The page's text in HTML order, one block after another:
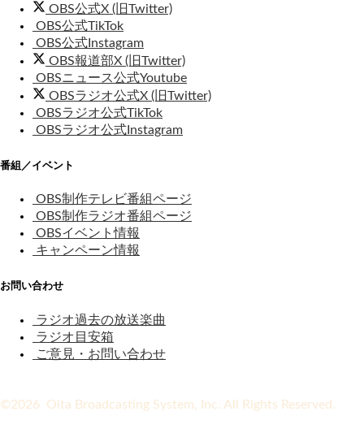
OBS公式X (旧Twitter)
OBS公式TikTok
OBS公式Instagram
OBS報道部X (旧Twitter)
OBSニュース公式Youtube
OBSラジオ公式X (旧Twitter)
OBSラジオ公式TikTok
OBSラジオ公式Instagram
番組／イベント
OBS制作テレビ番組ページ
OBS制作ラジオ番組ページ
OBSイベント情報
キャンペーン情報
お問い合わせ
ラジオ過去の放送楽曲
ラジオ目安箱
ご意見・お問い合わせ
©2026 Oita Broadcasting System, Inc. All Rights Reserved.